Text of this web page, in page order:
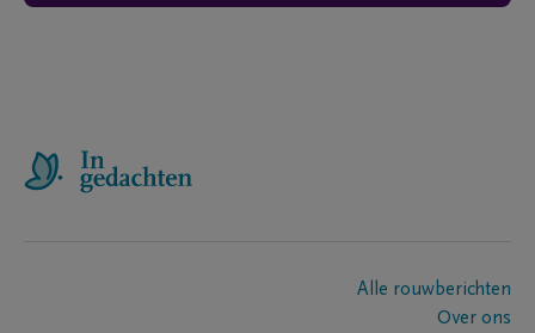
Alle rouwberichten
Over ons